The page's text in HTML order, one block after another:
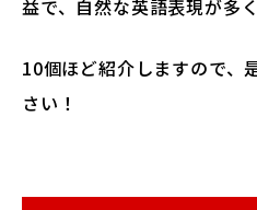
益で、自然な英語表現が多
10個ほど紹介しますので、
さい！